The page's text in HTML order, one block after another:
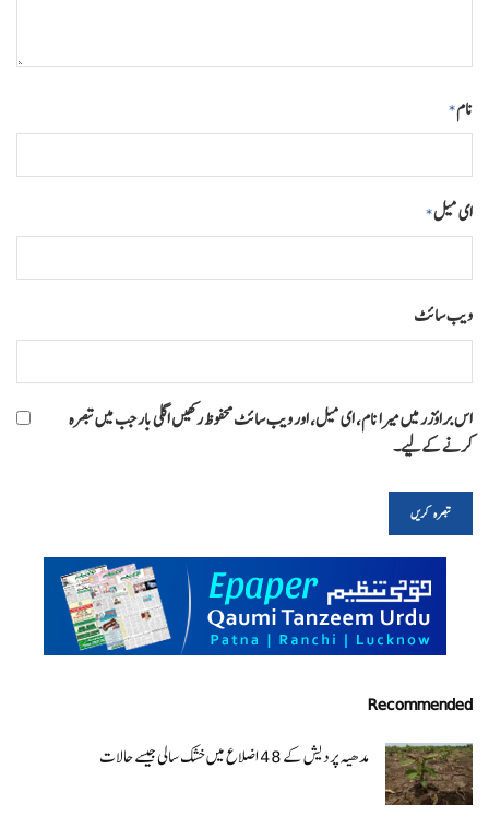
نام*
ای میل*
ویب‌ سائٹ
اس براؤزر میں میرا نام، ای میل، اور ویب سائٹ محفوظ رکھیں اگلی بار جب میں تبصرہ
کرنے کےلیے۔
Recommended
مدھیہ پردیش کے 48 اضلاع میں خشک سالی جیسے حالات